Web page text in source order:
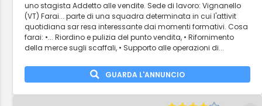
uno stagista Addetto alle vendite. Sede di lavoro: Vignanello
(VT) Farai... parte di una squadra determinata in cui l'attivit
quotidiana sar resa interessante dai momenti formativi. Cosa
farai: •... Riordino e pulizia del punto vendita, • Rifornimento
della merce sugli scaffali, • Supporto alle operazioni di...
GUARDA L'ANNUNCIO